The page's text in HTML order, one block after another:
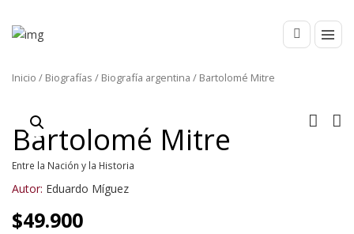
Inicio / Biografías / Biografía argentina / Bartolomé Mitre
Bartolomé Mitre
Entre la Nación y la Historia
Autor: Eduardo Míguez
$49.900